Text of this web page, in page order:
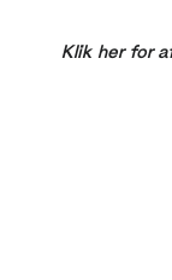
Klik her for